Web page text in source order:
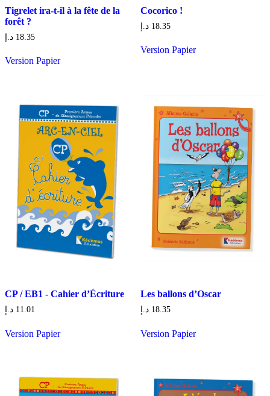
Tigrelet ira-t-il à la fête de la
forêt ?
18.35 د.إ
Version Papier
Cocorico !
18.35 د.إ
Version Papier
CP / EB1 - Cahier d’Écriture
11.01 د.إ
Version Papier
Les ballons d’Oscar
18.35 د.إ
Version Papier